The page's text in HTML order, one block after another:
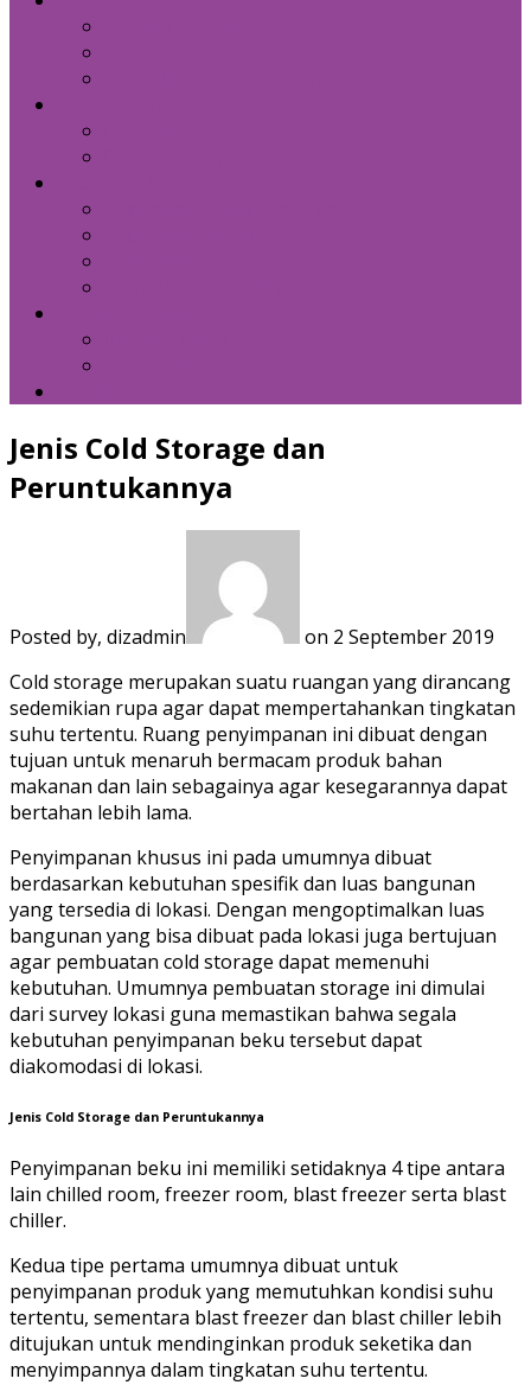
Jenis Cold Storage dan
Peruntukannya
Posted by, dizadmin
on 2 September 2019
Cold storage merupakan suatu ruangan yang dirancang
sedemikian rupa agar dapat mempertahankan tingkatan
suhu tertentu. Ruang penyimpanan ini dibuat dengan
tujuan untuk menaruh bermacam produk bahan
makanan dan lain sebagainya agar kesegarannya dapat
bertahan lebih lama.
Penyimpanan khusus ini pada umumnya dibuat
berdasarkan kebutuhan spesifik dan luas bangunan
yang tersedia di lokasi. Dengan mengoptimalkan luas
bangunan yang bisa dibuat pada lokasi juga bertujuan
agar pembuatan cold storage dapat memenuhi
kebutuhan. Umumnya pembuatan storage ini dimulai
dari survey lokasi guna memastikan bahwa segala
kebutuhan penyimpanan beku tersebut dapat
diakomodasi di lokasi.
Jenis Cold Storage dan Peruntukannya
Penyimpanan beku ini memiliki setidaknya 4 tipe antara
lain chilled room, freezer room, blast freezer serta blast
chiller.
Kedua tipe pertama umumnya dibuat untuk
penyimpanan produk yang memutuhkan kondisi suhu
tertentu, sementara blast freezer dan blast chiller lebih
ditujukan untuk mendinginkan produk seketika dan
menyimpannya dalam tingkatan suhu tertentu.